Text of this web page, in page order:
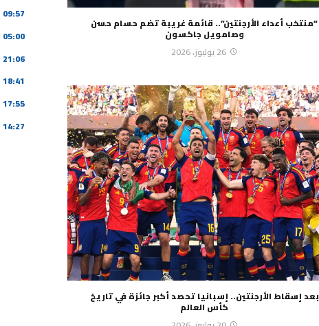
“منتخب أعداء الأرجنتين”.. قائمة غريبة تضم حسام حسن
وصامويل جاكسون
26 يوليوز، 2026
بعد إسقاط الأرجنتين.. إسبانيا تحصد أكبر جائزة في تاريخ
كأس العالم
09:57
05:00
21:06
18:41
17:55
14:27